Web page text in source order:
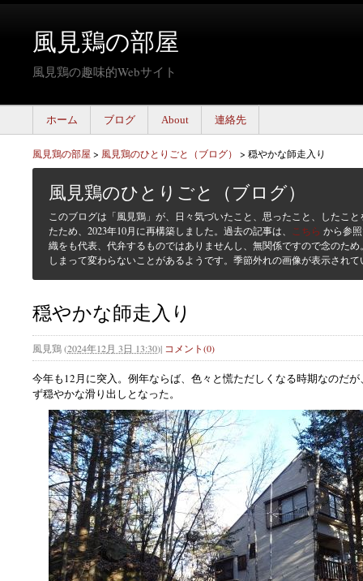
風見鶏の部屋
風見鶏の趣味的Webサイト
ホーム ブログ About 連絡先
風見鶏の部屋 > 風見鶏のひとりごと（ブログ） > 穏やかな師走入り
風見鶏のひとりごと（ブログ）
このブログは「風見鶏」が、日々気づいたこと、思ったこと、したこ
たため、2023年10月に再構築しました。過去の記事は、 こちら から参
織をも代表、代弁するものではありませんし、無関係ですので念のた
しまって変わらないことがあるようです。季節外れの画像が表示され
穏やかな師走入り
風見鶏(2024年12月 3日 13:30)| コメント(0)
今年も12月に突入。例年ならば、色々と慌ただしくなる時期なのだ
ず穏やかな滑り出しとなった。